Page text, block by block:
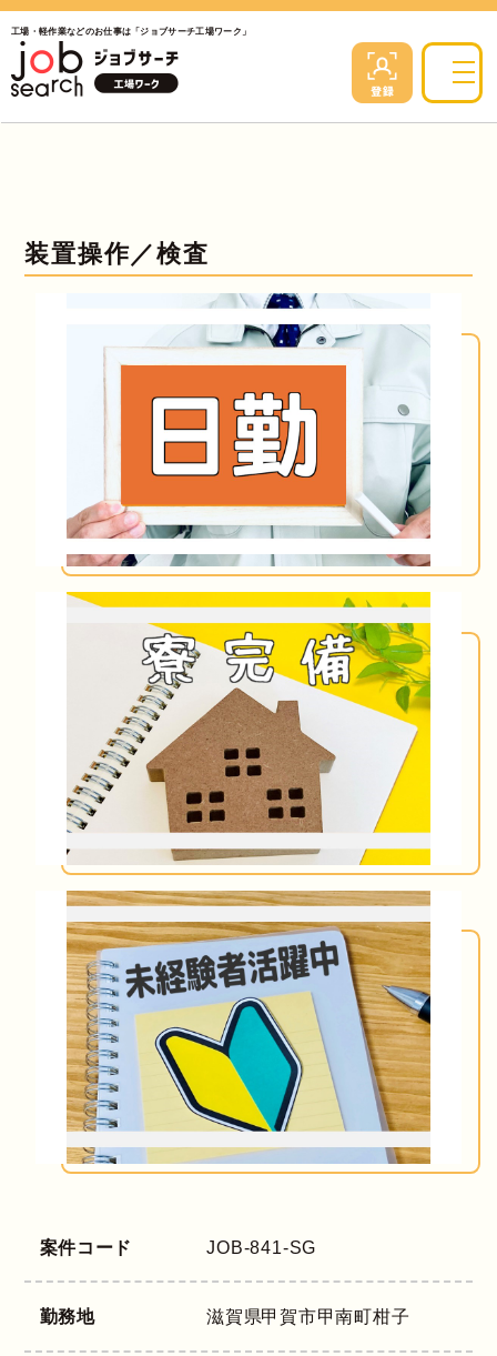
工場・軽作業などのお仕事は「ジョブサーチ工場ワーク」
装置操作／検査
案件コード JOB-841-SG
勤務地 滋賀県甲賀市甲南町柑子